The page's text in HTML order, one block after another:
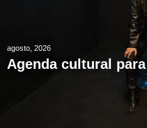
agosto, 2026
Agenda cultural